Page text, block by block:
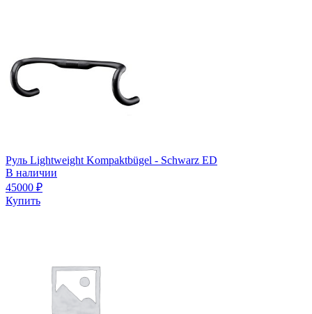
Руль Lightweight Kompaktbügel - Schwarz ED
В наличии
45000 ₽
Купить